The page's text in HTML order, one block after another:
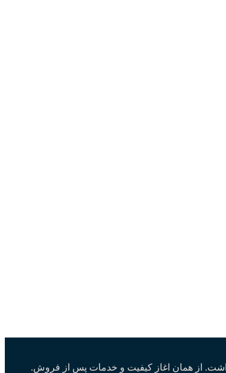
شروع نمود.و با تولید چرخ گوشت ۳۲ تسمه ای پا به عرصه تولید گذاشت. از همان اغاز کیفیت و خدمات پس از فروش.